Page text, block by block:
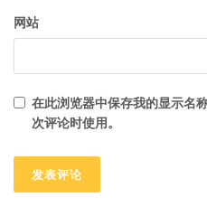
网站
在此浏览器中保存我的显示名
次评论时使用。